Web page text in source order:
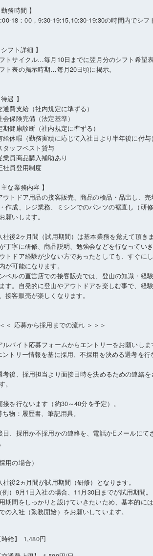
勤務時間 】
：00，9:30‐19:15,10:30‐19:30の時間内でシフ
シフト詳細 】
トサイクル…毎月10日までに翌月分のシフト希望表
ト表の掲示時期…毎月20日頃に掲示。
待遇 】
通費支給（社内規定に準ずる）
会保険完備（法定基準）
期健康診断（社内規定に準ずる）
給休暇（勤務実績に応じて入社日より半年後に付与）
タッフベスト貸与
業員商品購入補助あり
社員登用制度
主な業務内容 】
ウトドア用品の接客販売、商品の検品・品出し、売
作成、レジ業務、ミシンでのパンツの裾直し（研
願いします。
社後2ヶ月間（試用期間）は基本業務を覚えて頂き
丁寧に研修、商品説明、勉強会などを行なっていき
トドア経験が少ない方であったとしても、すぐに
が可能になります。
ベルの直営店での接客販売では、登山の知識・経
す。自発的に登山やアウトドアを楽しむ事で、経
接客販売が楽しくなります。
＜ 応募から採用までの流れ ＞＞＞
ルバイト応募フォームからエントリーをお願いしま
ントリー情報を基に採用、不採用を決める選考を行
考後、採用担当より面接日時を決めるための連絡を
。
接を行ないます（約30～40分を予定）。
ち物：履歴書、筆記用具。
日、採用か不採用かの連絡を、電話かEメールにて
採用の場合）
社後2ヵ月間が試用期間（研修）となります。
例）9月1日入社の場合、11月30日までが試用期間。
期間をしっかりと設けていきたいため、基本的に
の入社（勤務開始）をお願いしています。
時給】
1,480円